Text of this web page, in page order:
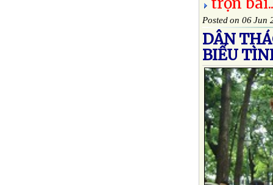
Posted on 06 Jun
DÂN
BIỂU